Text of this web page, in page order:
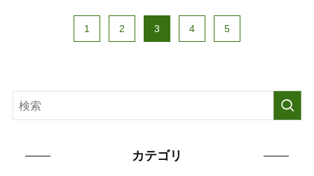
1 2 3 4 5
カテゴリ